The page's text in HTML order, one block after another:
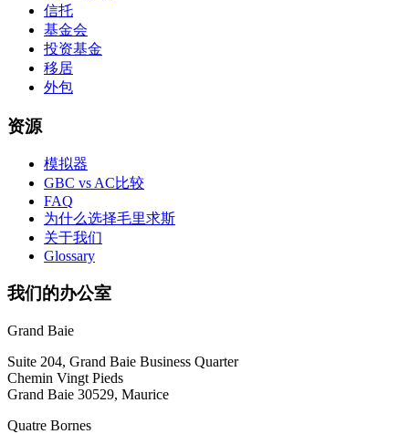
信托
基金会
投资基金
移居
外包
资源
模拟器
GBC vs AC比较
FAQ
为什么选择毛里求斯
关于我们
Glossary
我们的办公室
Grand Baie
Suite 204, Grand Baie Business Quarter
Chemin Vingt Pieds
Grand Baie 30529, Maurice
Quatre Bornes